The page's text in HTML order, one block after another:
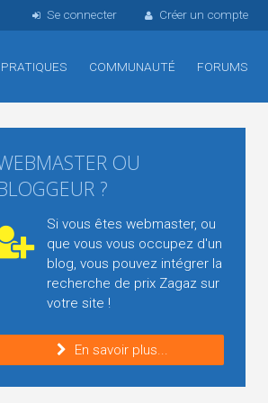
Se connecter Créer un compte
COMMUNAUTÉ FORUMS
OU
?
Si vous êtes webmaster, ou
que vous vous occupez d'un
blog, vous pouvez intégrer la
recherche de prix Zagaz sur
votre site !
En savoir plus...